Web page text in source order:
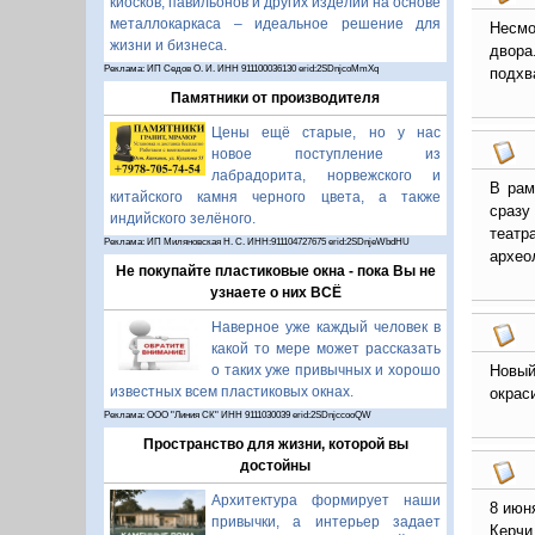
металлокаркаса – идеальное решение для
жизни и бизнеса.
Реклама: ИП Седов О. И. ИНН 911100036130 erid:2SDnjcoMmXq
Памятники от производителя
Цены ещё старые, но у нас
новое поступление из
лабрадорита, норвежского и
китайского камня черного цвета, а также
индийского зелёного.
Реклама: ИП Миляновская Н. С. ИНН:911104727675 erid:2SDnjeWbdHU
Не покупайте пластиковые окна - пока Вы не
узнаете о них ВСЁ
Наверное уже каждый человек в
какой то мере может рассказать
о таких уже привычных и хорошо
известных всем пластиковых окнах.
Реклама: ООО "Линия СК" ИНН 9111030039 erid:2SDnjccooQW
Пространство для жизни, которой вы
достойны
Архитектура формирует наши
привычки, а интерьер задает
В
8